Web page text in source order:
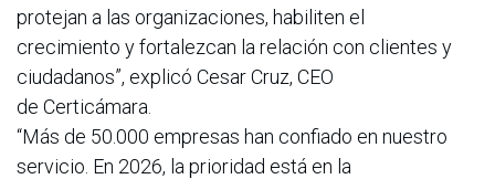
protejan a las organizaciones, habiliten el
crecimiento y fortalezcan la relación con clientes y
ciudadanos”, explicó Cesar Cruz, CEO
de Certicámara.
“Más de 50.000 empresas han confiado en nuestro
servicio. En 2026, la prioridad está en la